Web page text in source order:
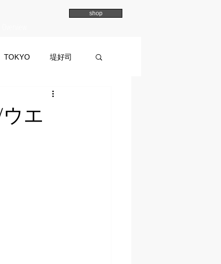
shop
TOKYO 堤好司
イマイマユ
ウエ